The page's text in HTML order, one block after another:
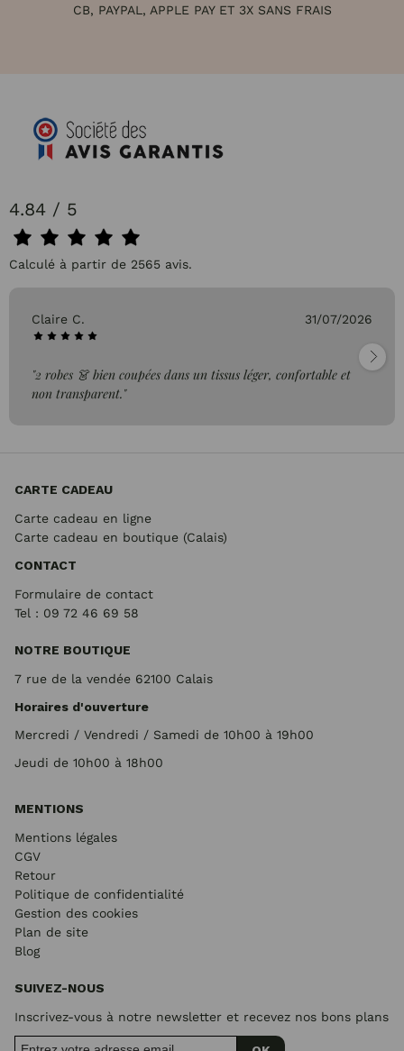
CB, PAYPAL, APPLE PAY ET 3X SANS FRAIS
4.84 / 5
Calculé à partir de 2565 avis.
Claire C. 31/07/2026
"2 robes 👗 bien coupées dans un tissus léger, confortable et
non transparent."
CARTE CADEAU
Carte cadeau en ligne
Carte cadeau en boutique (Calais)
CONTACT
Formulaire de contact
Tel : 09 72 46 69 58
NOTRE BOUTIQUE
7 rue de la vendée 62100 Calais
Horaires d'ouverture
Mercredi / Vendredi / Samedi de 10h00 à 19h00
Jeudi de 10h00 à 18h00
MENTIONS
Mentions légales
CGV
Retour
Politique de confidentialité
Gestion des cookies
Plan de site
Blog
SUIVEZ-NOUS
Inscrivez-vous à notre newsletter et recevez nos bons plans